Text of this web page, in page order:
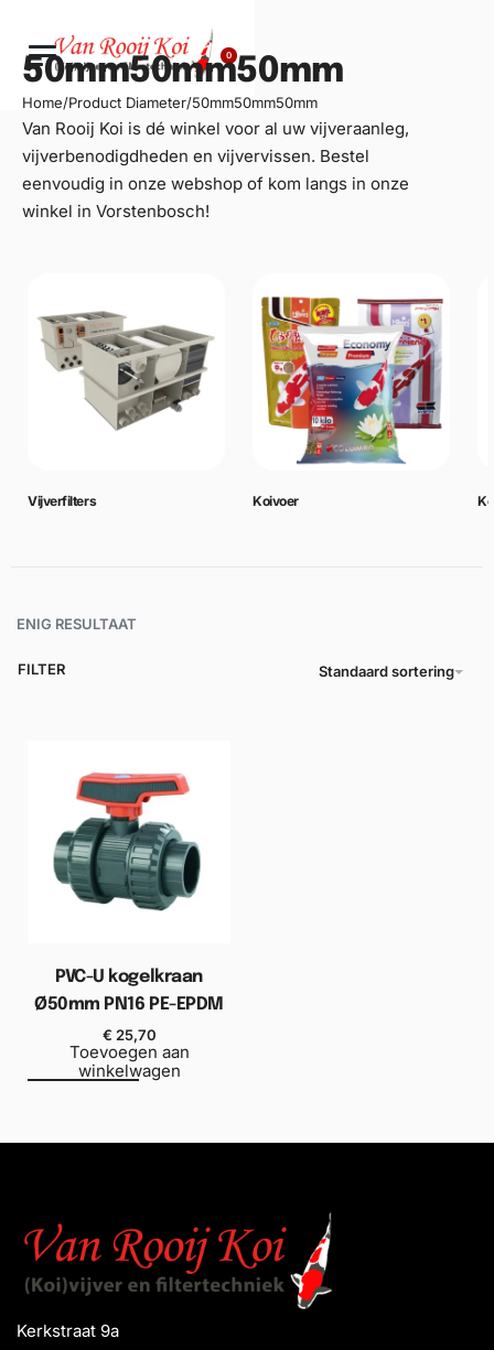
0
50mm50mm50mm
Home/Product Diameter/50mm50mm50mm
Van Rooij Koi is dé winkel voor al uw vijveraanleg,
vijverbenodigdheden en vijvervissen. Bestel
eenvoudig in onze webshop of kom langs in onze
winkel in Vorstenbosch!
Vijverfilters Koivoer
ENIG RESULTAAT
Standaard sortering
FILTER
PVC-U kogelkraan
Ø50mm PN16 PE-EPDM
€ 25,70
Toevoegen aan
winkelwagen
Kerkstraat 9a